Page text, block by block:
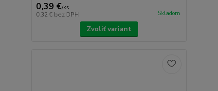
0,39 €/ks
0,32 € bez DPH Skladom
Zvoliť variant